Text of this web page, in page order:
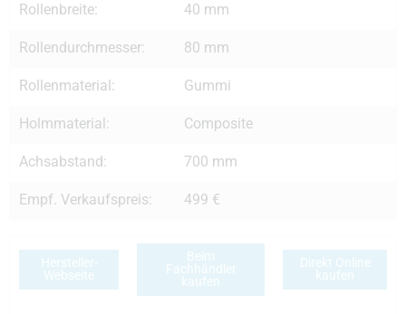
Rollenbreite: 40 mm
Rollendurchmesser: 80 mm
Rollenmaterial: Gummi
Holmmaterial: Composite
Achsabstand: 700 mm
Empf. Verkaufspreis: 499 €
Hersteller-
Webseite
Beim
Fachhändler
kaufen
Direkt Online
kaufen